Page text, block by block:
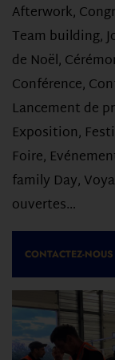
Afterwork,
Team building,
de Noël,
Conférence,
Lancement de
Exposition,
Foire,
family Day,
ouvertes…
CONTACTEZ-NOUS